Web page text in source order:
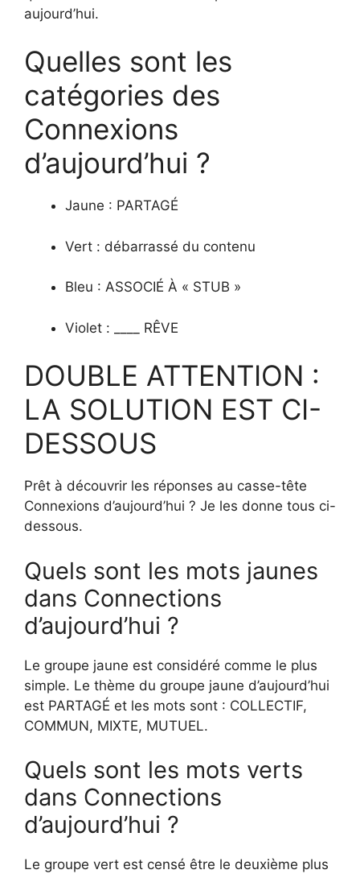
aujourd’hui.
Quelles sont les
catégories des
Connexions
d’aujourd’hui ?
Jaune : PARTAGÉ
Vert : débarrassé du contenu
Bleu : ASSOCIÉ À « STUB »
Violet : ____ RÊVE
DOUBLE ATTENTION :
LA SOLUTION EST CI-
DESSOUS
Prêt à découvrir les réponses au casse-tête
Connexions d’aujourd’hui ? Je les donne tous ci-
dessous.
Quels sont les mots jaunes
dans Connections
d’aujourd’hui ?
Le groupe jaune est considéré comme le plus
simple. Le thème du groupe jaune d’aujourd’hui
est PARTAGÉ et les mots sont : COLLECTIF,
COMMUN, MIXTE, MUTUEL.
Quels sont les mots verts
dans Connections
d’aujourd’hui ?
Le groupe vert est censé être le deuxième plus